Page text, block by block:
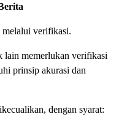
melalui verifikasi.
lain memerlukan verifikasi
prinsip akurasi dan
dengan syarat: